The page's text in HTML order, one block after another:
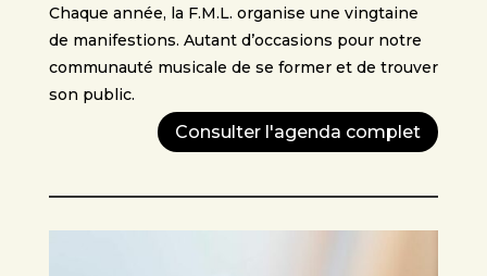
Chaque année, la F.M.L. organise une vingtaine
de manifestions. Autant d’occasions pour notre
communauté musicale de se former et de trouver
son public.
Consulter l'agenda complet